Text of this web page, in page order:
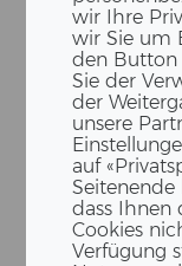
wir Ihre
wir Sie um
den Button
Sie der
der
unsere
auf
dass Ihnen
Cookies
Verfügung
EIN